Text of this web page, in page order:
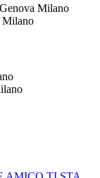
Milano
Milano